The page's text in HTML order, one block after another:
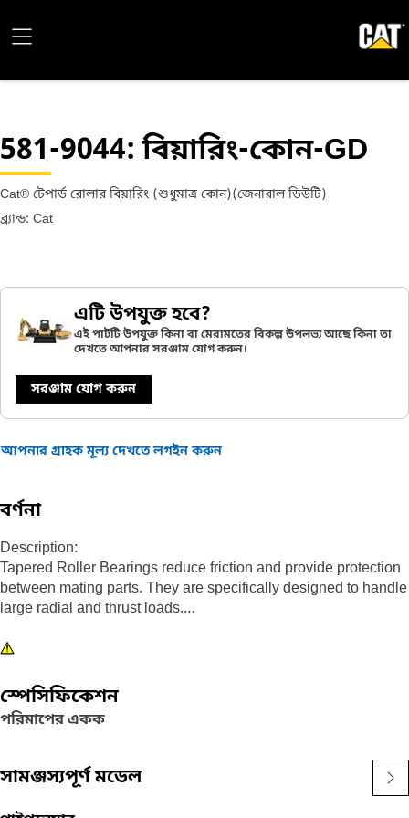
581-9044: বিয়ারিং-কোন-GD
Cat® টেপার্ড রোলার বিয়ারিং (শুধুমাত্র কোন)(জেনারাল ডিউটি)
ব্র্যান্ড: Cat
এটি উপযুক্ত হবে?
এই পার্টটি উপযুক্ত কিনা বা মেরামতের বিকল্প উপলভ্য আছে কিনা তা
দেখতে আপনার সরঞ্জাম যোগ করুন।
সরঞ্জাম যোগ করুন
আপনার গ্রাহক মূল্য দেখতে লগইন করুন
বর্ণনা
Description:
Tapered Roller Bearings reduce friction and provide protection
between mating parts. They are specifically designed to handle
large radial and thrust loads.
Attributes:
• Inside Diameter: 50.8 mm (2.000 in)
• Width: 30.302 mm (1.1929 in)
• Caterpillar spends significant amounts of time and money on
specific design and application requirements. Many incorporate
one or more special features not found in industry standard
bearings. The net result is a reduction in the number of repairs
স্পেসিফিকেশন
পরিমাপের একক
সামঞ্জস্যপূর্ণ মডেল